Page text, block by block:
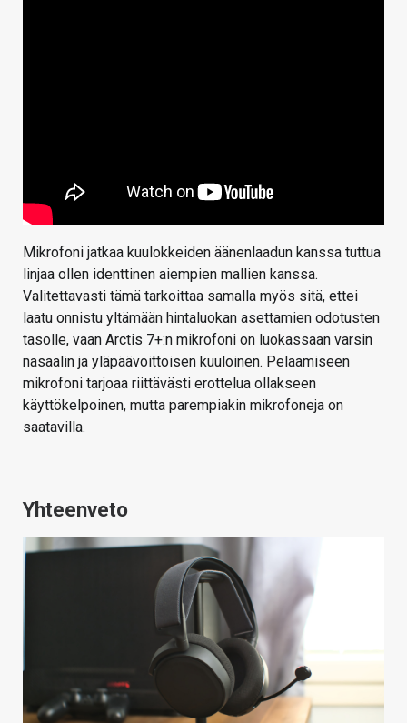
Mikrofoni jatkaa kuulokkeiden äänenlaadun kanssa tuttua
linjaa ollen identtinen aiempien mallien kanssa.
Valitettavasti tämä tarkoittaa samalla myös sitä, ettei
laatu onnistu yltämään hintaluokan asettamien odotusten
tasolle, vaan Arctis 7+:n mikrofoni on luokassaan varsin
nasaalin ja yläpäävoittoisen kuuloinen. Pelaamiseen
mikrofoni tarjoaa riittävästi erottelua ollakseen
käyttökelpoinen, mutta parempiakin mikrofoneja on
saatavilla.
Yhteenveto